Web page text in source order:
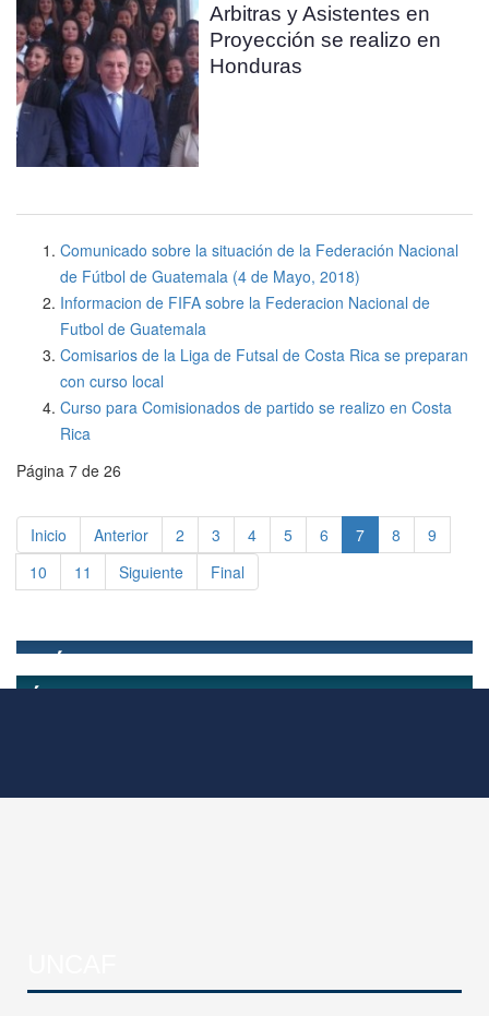
Arbitras y Asistentes en
Proyección se realizo en
Honduras
Comunicado sobre la situación de la Federación Nacional
de Fútbol de Guatemala (4 de Mayo, 2018)
Informacion de FIFA sobre la Federacion Nacional de
Futbol de Guatemala
Comisarios de la Liga de Futsal de Costa Rica se preparan
con curso local
Curso para Comisionados de partido se realizo en Costa
Rica
Página 7 de 26
Inicio Anterior 2 3 4 5 6 7 8
9
10
11 Siguiente Final